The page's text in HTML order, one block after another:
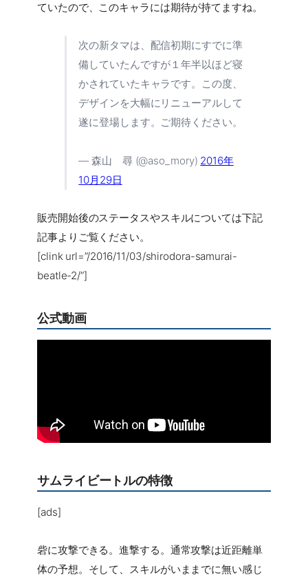
ていたので、このキャラには期待が持てますね。
次の新タマは、配信初期にすでに準
備していたんですが１年半以ほど寝
かされていたキャラです。この度、
デザインを大幅にリニューアルして
遂に登場します。ご期待ください。
— 森山 尋 (@aso_mory) 2016年
10月29日
販売開始後のステータスやスキルについては下記
記事よりご覧ください。
[clink url=”/2016/11/03/shirodora-samurai-
beatle-2/”]
公式動画
サムライビートルの特徴
[ads]
砦に攻撃できる。進撃する。通常攻撃は近距離単
体の予想。そして、スキルがいままでに無い感じ